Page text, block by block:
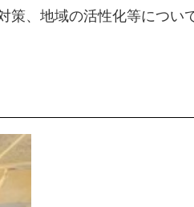
ーポリシー
策、地域の活性化等につい